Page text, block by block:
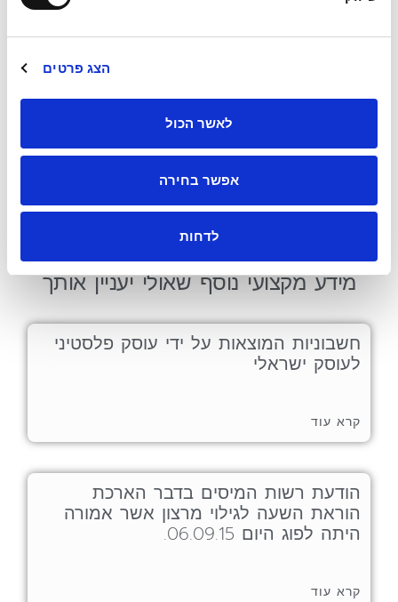
הצג פרטים
לאשר הכול
אפשר בחירה
לדחות
מידע מקצועי נוסף שאולי יעניין אותך
חשבוניות המוצאות על ידי עוסק פלסטיני
לעוסק ישראלי
קרא עוד
הודעת רשות המיסים בדבר הארכת
הוראת השעה לגילוי מרצון אשר אמורה
היתה לפוג היום 06.09.15.
קרא עוד